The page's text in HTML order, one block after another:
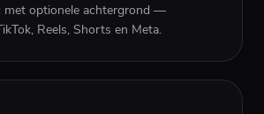
met optionele achtergrond —
Reels, Shorts en Meta.